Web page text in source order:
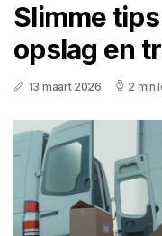
Slimme
opslag en
13 maart 2026 2 min